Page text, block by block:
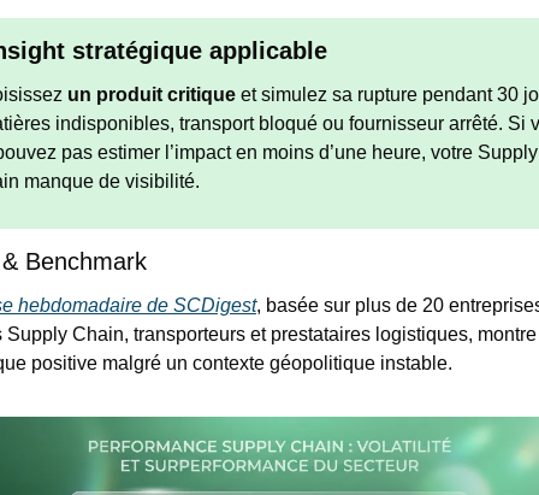
stratégique applicable
un produit critique et simulez sa rupture pendant 30
indisponibles, transport bloqué ou fournisseur arrêté. Si
pas estimer l’impact en moins d’une heure, votre Supply
manque de visibilité.
Benchmark
hebdomadaire de SCDigest, basée sur plus de 20
Supply Chain, transporteurs et prestataires logistiques,
positive malgré un contexte géopolitique instable.